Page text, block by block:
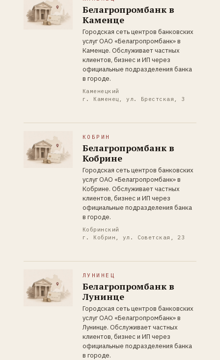
Белагропромбанк в
Каменце
Городская сеть центров банковских
услуг ОАО «Белагропромбанк» в
Каменце. Обслуживает частных
клиентов, бизнес и ИП через
официальные подразделения банка
в городе.
Каменецкий
г. Каменец, ул. Брестская, 3
КОБРИН
Белагропромбанк в
Кобрине
Городская сеть центров банковских
услуг ОАО «Белагропромбанк» в
Кобрине. Обслуживает частных
клиентов, бизнес и ИП через
официальные подразделения банка
в городе.
Кобринский
г. Кобрин, ул. Советская, 23
ЛУНИНЕЦ
Белагропромбанк в
Лунинце
Городская сеть центров банковских
услуг ОАО «Белагропромбанк» в
Лунинце. Обслуживает частных
клиентов, бизнес и ИП через
официальные подразделения банка
в городе.